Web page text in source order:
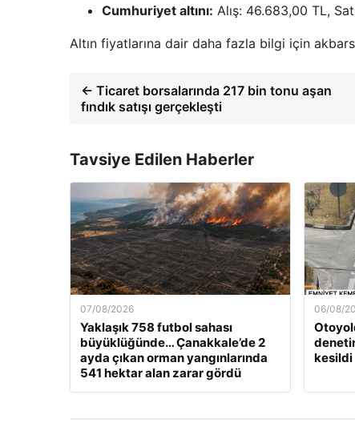
Cumhuriyet altını: Alış: 46.683,00 TL,
Altın fiyatlarına dair daha fazla bilgi için
← Ticaret borsalarında 217 bin tonu aşan
fındık satışı gerçekleşti
Tavsiye Edilen Haberler
07/08/2026
Yaklaşık 758 futbol sahası
büyüklüğünde… Çanakkale’de 2
ayda çıkan orman yangınlarında
541 hektar alan zarar gördü
06/08/
kesildi